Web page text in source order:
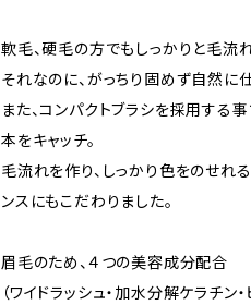
軟毛、硬毛の方でもしっかりと毛流
それなのに、がっちり固めず自然に
また、コンパクトブラシを採用する
本をキャッチ。
毛流れを作り、しっかり色をのせれ
ンスにもこだわりました。
眉毛のため、４つの美容成分配合
（ワイドラッシュ・加水分解ケラチン